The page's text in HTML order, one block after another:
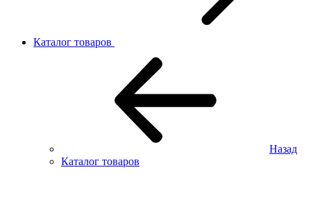
Каталог товаров
Назад
Каталог товаров